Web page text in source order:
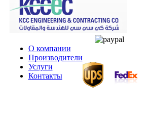
О компании
Производители
Услуги
Контакты